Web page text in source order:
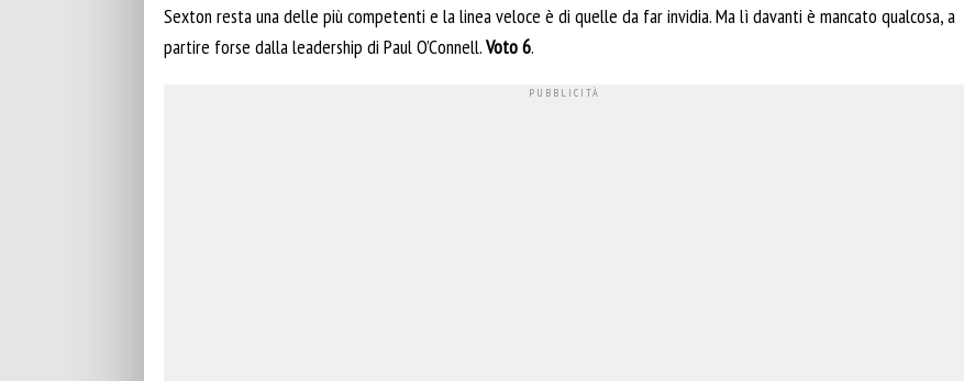
Sexton resta una delle più competenti e la linea veloce è di quelle da far invidia. Ma lì davanti è mancato qualcosa, a
partire forse dalla leadership di Paul O’Connell.Voto 6.